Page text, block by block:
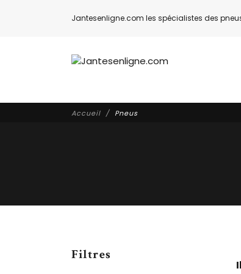
Jantesenligne.com les spécialistes des
Accueil Pneus
Filtres